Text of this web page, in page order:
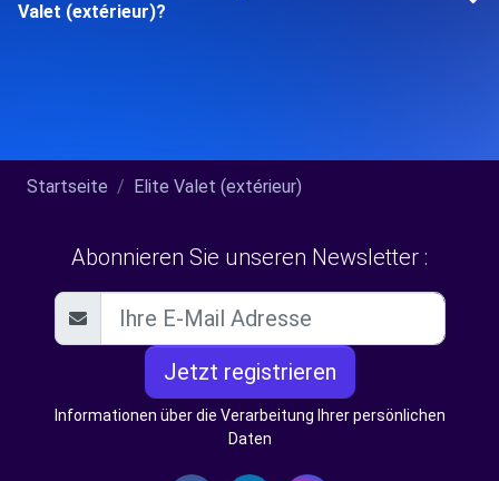
Valet (extérieur)?
Startseite Elite Valet (extérieur)
Abonnieren Sie unseren Newsletter :
Jetzt registrieren
Informationen über die Verarbeitung Ihrer persönlichen
Daten